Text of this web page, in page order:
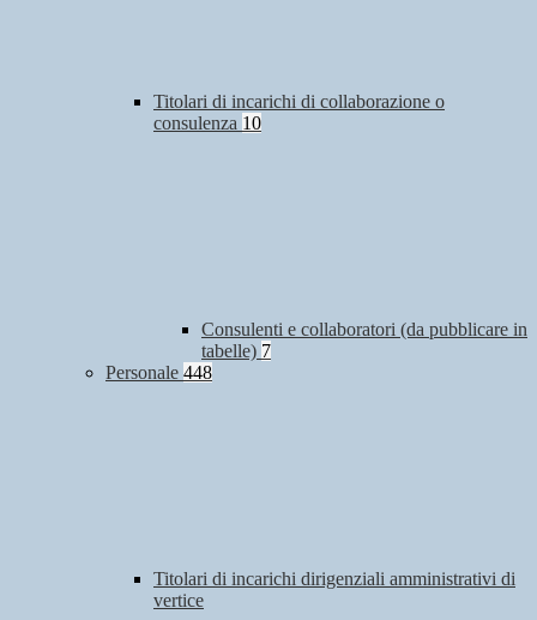
Titolari di incarichi di collaborazione o
consulenza 10
Consulenti e collaboratori (da pubblicare in
tabelle) 7
Personale 448
Titolari di incarichi dirigenziali amministrativi di
vertice